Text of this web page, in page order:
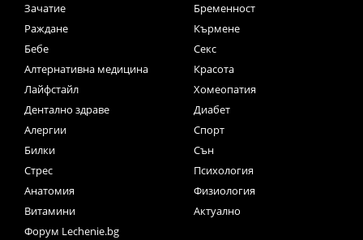
Зачатие
Бременност
Раждане
Кърмене
Бебе
Секс
Алтернативна медицина
Красота
Лайфстайл
Хомеопатия
Дентално здраве
Диабет
Алергии
Спорт
Билки
Сън
Стрес
Психология
Анатомия
Физиология
Витамини
Актуално
Форум Lechenie.bg